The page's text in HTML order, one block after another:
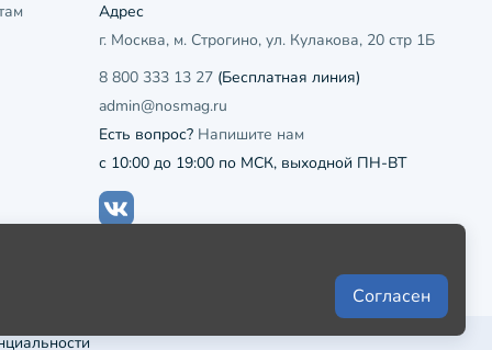
Адрес
г. Москва, м. Строгино, ул. Кулакова, 20 стр 1Б
8 800 333 13 27(Бесплатная линия)
admin@nosmag.ru
Есть вопрос? Напишите нам
с 10:00 до 19:00 по МСК, выходной ПН-ВТ
Согласен